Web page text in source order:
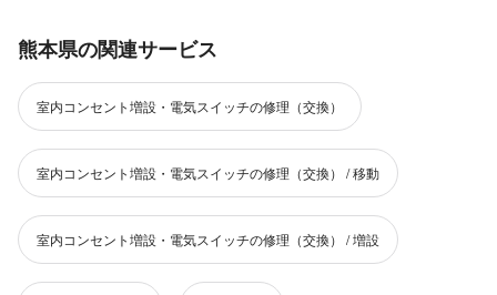
熊本県の関連サービス
室内コンセント増設・電気スイッチの修理（交換）
室内コンセント増設・電気スイッチの修理（交換） / 移動
室内コンセント増設・電気スイッチの修理（交換） / 増設